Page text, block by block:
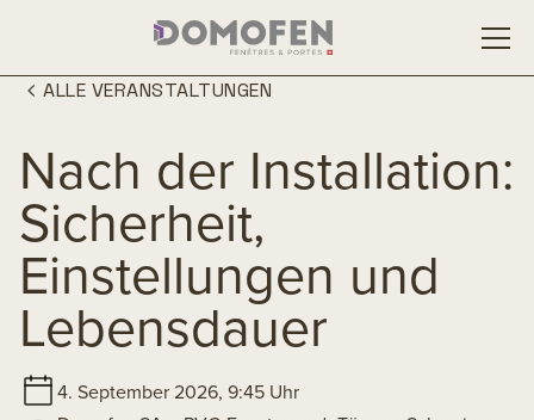
ALLE VERANSTALTUNGEN
Nach der Installation:
Sicherheit,
Einstellungen und
Lebensdauer
4. September 2026, 9:45 Uhr